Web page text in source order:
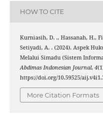
HOW TO CITE
Kurniasih, D. ., Hassanah, H.,
Setiyadi, A. . (2024). Aspek
Melalui Simadu (Sistem
Abdimas Indonesian Journal, 4
https://doi.org/10.59525/
More Citation Formats